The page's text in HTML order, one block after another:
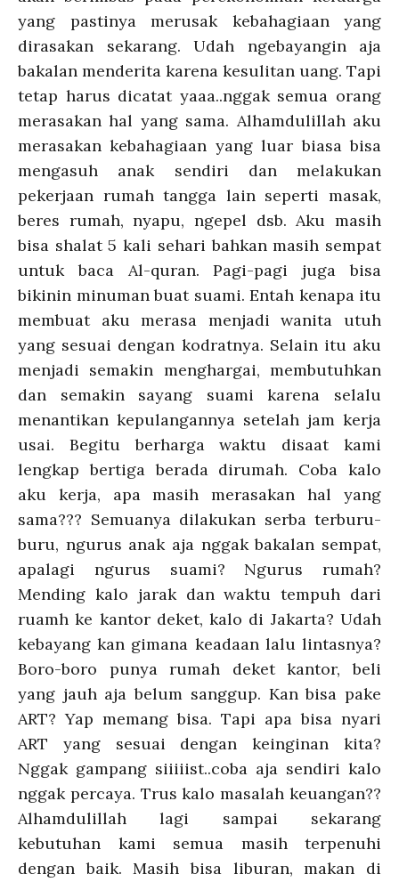
yang pastinya merusak kebahagiaan yang
dirasakan sekarang. Udah ngebayangin aja
bakalan menderita karena kesulitan uang. Tapi
tetap harus dicatat yaaa..nggak semua orang
merasakan hal yang sama. Alhamdulillah aku
merasakan kebahagiaan yang luar biasa bisa
mengasuh anak sendiri dan melakukan
pekerjaan rumah tangga lain seperti masak,
beres rumah, nyapu, ngepel dsb. Aku masih
bisa shalat 5 kali sehari bahkan masih sempat
untuk baca Al-quran. Pagi-pagi juga bisa
bikinin minuman buat suami. Entah kenapa itu
membuat aku merasa menjadi wanita utuh
yang sesuai dengan kodratnya. Selain itu aku
menjadi semakin menghargai, membutuhkan
dan semakin sayang suami karena selalu
menantikan kepulangannya setelah jam kerja
usai. Begitu berharga waktu disaat kami
lengkap bertiga berada dirumah. Coba kalo
aku kerja, apa masih merasakan hal yang
sama??? Semuanya dilakukan serba terburu-
buru, ngurus anak aja nggak bakalan sempat,
apalagi ngurus suami? Ngurus rumah?
Mending kalo jarak dan waktu tempuh dari
ruamh ke kantor deket, kalo di Jakarta? Udah
kebayang kan gimana keadaan lalu lintasnya?
Boro-boro punya rumah deket kantor, beli
yang jauh aja belum sanggup. Kan bisa pake
ART? Yap memang bisa. Tapi apa bisa nyari
ART yang sesuai dengan keinginan kita?
Nggak gampang siiiiist..coba aja sendiri kalo
nggak percaya. Trus kalo masalah keuangan??
Alhamdulillah lagi sampai sekarang
kebutuhan kami semua masih terpenuhi
dengan baik. Masih bisa liburan, makan di